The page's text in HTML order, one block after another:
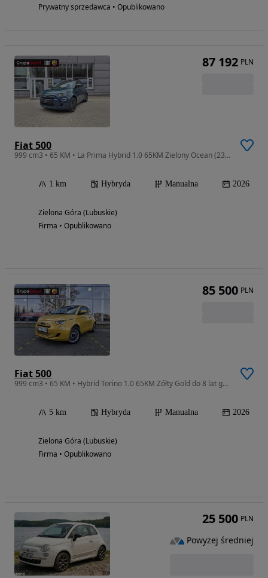
Prywatny sprzedawca • Opublikowano
Fiat 500
999 cm3 • 65 KM • La Prima Hybrid 1.0 65KM Zielony Ocean (230)
1 km Hybryda Manualna 2026
Zielona Góra (Lubuskie)
Firma • Opublikowano
87 192 PLN
Fiat 500
999 cm3 • 65 KM • Hybrid Torino 1.0 65KM Zółty Gold do 8 lat gwarancji
5 km Hybryda Manualna 2026
Zielona Góra (Lubuskie)
Firma • Opublikowano
85 500 PLN
25 500 PLN
Powyżej średniej